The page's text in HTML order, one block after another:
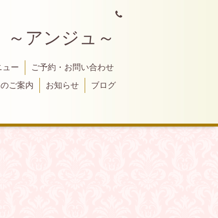
アンジュ～
ー
ご予約・お問い合わせ
ご案内
お知らせ ブログ